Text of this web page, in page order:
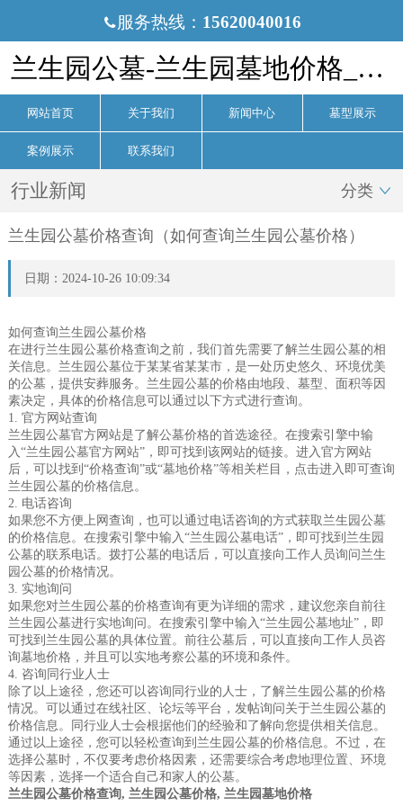
服务热线： 15620040016
兰生园公墓-兰生园墓地价格_电话-兰生园公墓官网
网站首页 关于我们 新闻中心 墓型展示
案例展示 联系我们
行业新闻 分类 
兰生园公墓价格查询（如何查询兰生园公墓价格）
日期：2024-10-26 10:09:34
如何查询兰生园公墓价格
在进行兰生园公墓价格查询之前，我们首先需要了解兰生园公墓的相
关信息。兰生园公墓位于某某省某某市，是一处历史悠久、环境优美
的公墓，提供安葬服务。兰生园公墓的价格由地段、墓型、面积等因
素决定，具体的价格信息可以通过以下方式进行查询。
1. 官方网站查询
兰生园公墓官方网站是了解公墓价格的首选途径。在搜索引擎中输
入“兰生园公墓官方网站”，即可找到该网站的链接。进入官方网站
后，可以找到“价格查询”或“墓地价格”等相关栏目，点击进入即可查询
兰生园公墓的价格信息。
2. 电话咨询
如果您不方便上网查询，也可以通过电话咨询的方式获取兰生园公墓
的价格信息。在搜索引擎中输入“兰生园公墓电话”，即可找到兰生园
公墓的联系电话。拨打公墓的电话后，可以直接向工作人员询问兰生
园公墓的价格情况。
3. 实地询问
如果您对兰生园公墓的价格查询有更为详细的需求，建议您亲自前往
兰生园公墓进行实地询问。在搜索引擎中输入“兰生园公墓地址”，即
可找到兰生园公墓的具体位置。前往公墓后，可以直接向工作人员咨
询墓地价格，并且可以实地考察公墓的环境和条件。
4. 咨询同行业人士
除了以上途径，您还可以咨询同行业的人士，了解兰生园公墓的价格
情况。可以通过在线社区、论坛等平台，发帖询问关于兰生园公墓的
价格信息。同行业人士会根据他们的经验和了解向您提供相关信息。
通过以上途径，您可以轻松查询到兰生园公墓的价格信息。不过，在
选择公墓时，不仅要考虑价格因素，还需要综合考虑地理位置、环境
等因素，选择一个适合自己和家人的公墓。
兰生园公墓价格查询, 兰生园公墓价格, 兰生园墓地价格